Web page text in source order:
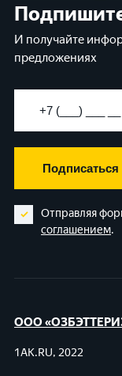
И получайте
предложениях
Подписаться
Отправляя
соглашением.
ООО
1AK.RU, 2022